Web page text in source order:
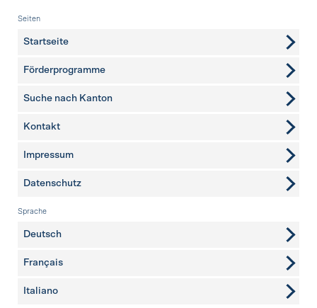
Fusszeile
Seiten
Startseite
Förderprogramme
Suche nach Kanton
weitere Seiten
Kontakt
Impressum
Datenschutz
Sprache
Deutsch
Français
Italiano